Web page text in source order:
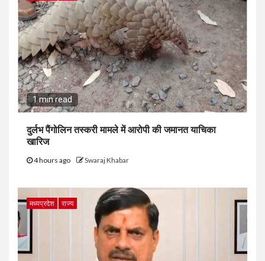
1 min read
दुर्लभ पैंगोलिन तस्करी मामले में आरोपी की जमानत याचिका
खारिज
4 hours ago Swaraj Khabar
मध्यप्रदेश राज्य